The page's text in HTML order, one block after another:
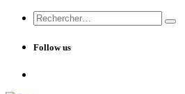
Follow us